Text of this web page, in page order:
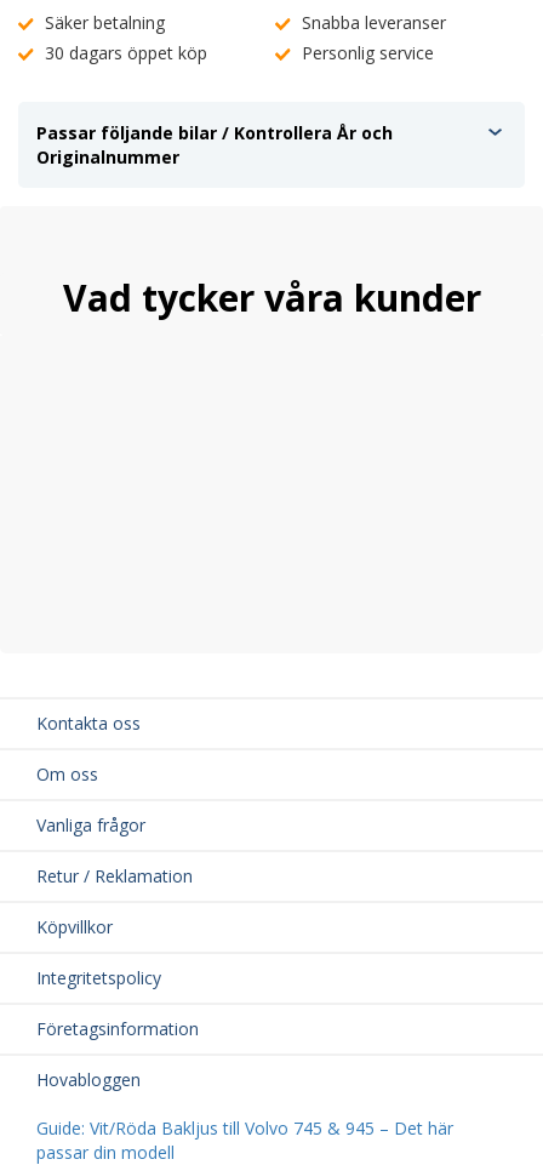
Säker betalning
Snabba leveranser
30 dagars öppet köp
Personlig service
Passar följande bilar / Kontrollera År och
Originalnummer
Vad tycker våra kunder
Kontakta oss
Om oss
Vanliga frågor
Retur / Reklamation
Köpvillkor
Integritetspolicy
Företagsinformation
Hovabloggen
Guide: Vit/Röda Bakljus till Volvo 745 & 945 – Det här
passar din modell